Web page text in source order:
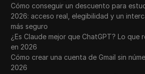
Cómo conseguir un descuento para
2026: acceso real, elegibilidad y un
más seguro
¿Es Claude mejor que ChatGPT? Lo que
en 2026
Cómo crear una cuenta de Gmail sin
2026